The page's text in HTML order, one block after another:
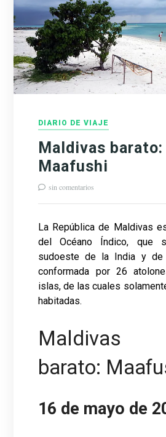
DIARIO DE VIAJE
Maldivas barato:
Maafushi
sin comentarios
La República de Maldivas
del Océano Índico, que
sudoeste de la India y de
conformada por 26
islas, de las cuales
habitadas.
Maldivas
barato:
16 de mayo de